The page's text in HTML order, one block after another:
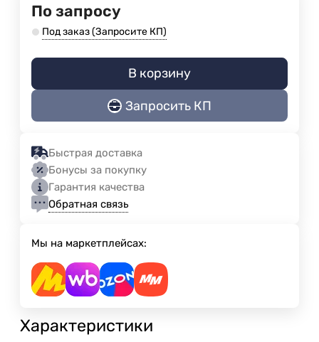
По запросу
Под заказ (Запросите КП)
В корзину
Запросить КП
Быстрая доставка
Бонусы за покупку
Гарантия качества
Обратная связь
Мы на маркетплейсах:
Характеристики